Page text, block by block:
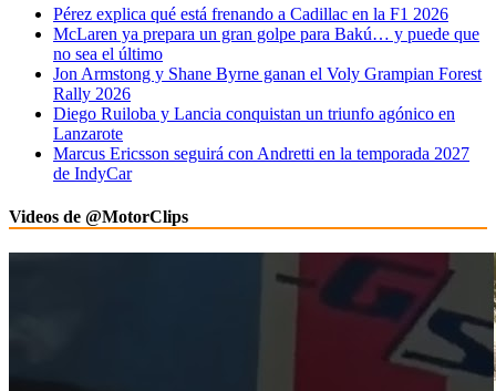
Pérez explica qué está frenando a Cadillac en la F1 2026
McLaren ya prepara un gran golpe para Bakú… y puede que
no sea el último
Jon Armstong y Shane Byrne ganan el Voly Grampian Forest
Rally 2026
Diego Ruiloba y Lancia conquistan un triunfo agónico en
Lanzarote
Marcus Ericsson seguirá con Andretti en la temporada 2027
de IndyCar
Videos de @MotorClips